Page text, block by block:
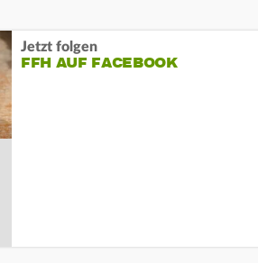
Jetzt folgen
FFH AUF FACEBOOK